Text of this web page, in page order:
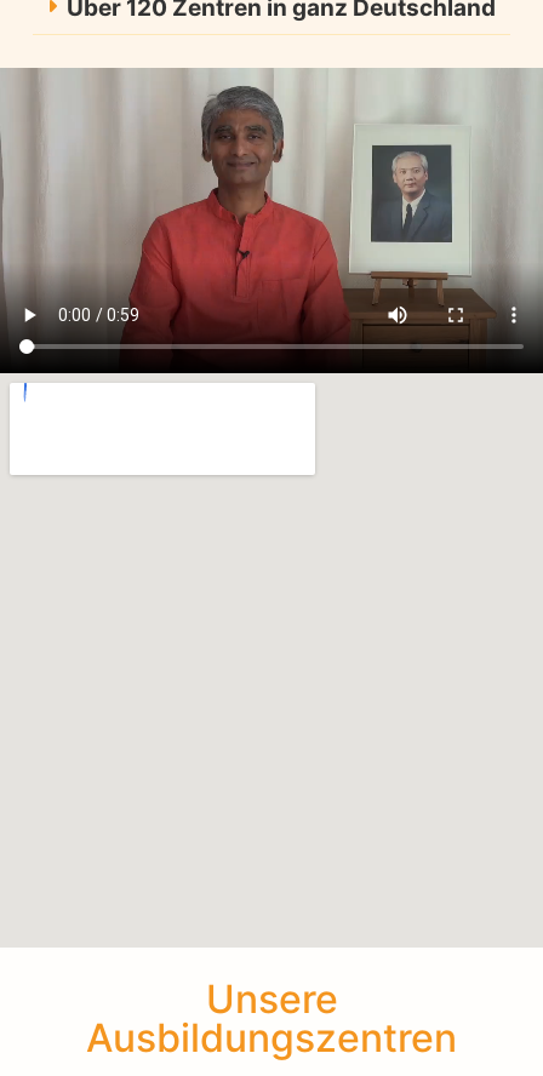
Über 120 Zentren in ganz Deutschland
Unsere
Ausbildungszentren